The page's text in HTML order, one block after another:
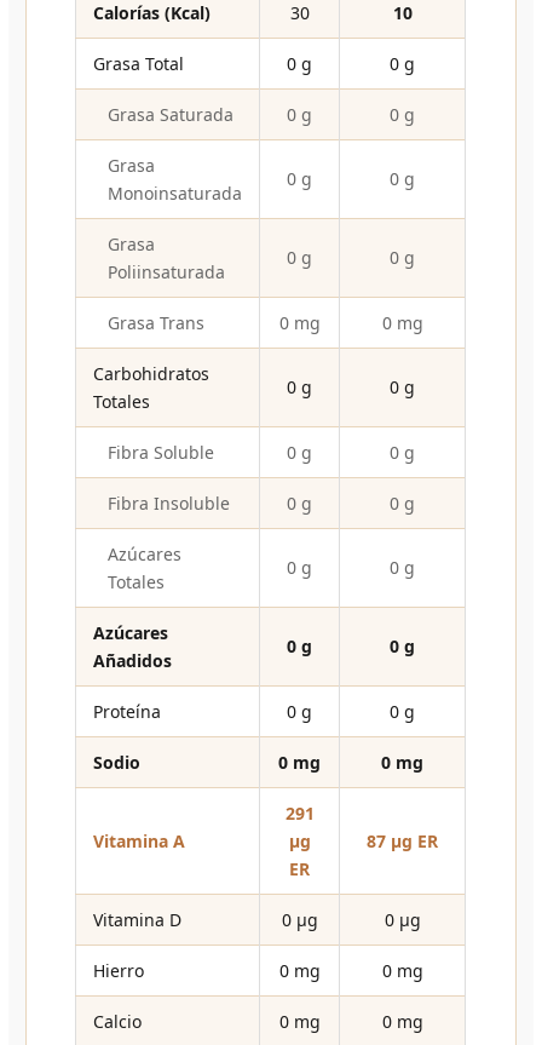
Calorías (Kcal) 30 10
Grasa Total 0 g 0 g
Grasa Saturada 0 g 0 g
Grasa
Monoinsaturada
0 g 0 g
Grasa
Poliinsaturada
0 g 0 g
Grasa Trans 0 mg 0 mg
Carbohidratos
Totales
0 g 0 g
Fibra Soluble 0 g 0 g
Fibra Insoluble 0 g 0 g
Azúcares
Totales
0 g 0 g
Azúcares
Añadidos
0 g 0 g
Proteína 0 g 0 g
Sodio 0 mg 0 mg
Vitamina A
291
µg
ER
87 µg ER
Vitamina D 0 µg 0 µg
Hierro 0 mg 0 mg
Calcio 0 mg 0 mg